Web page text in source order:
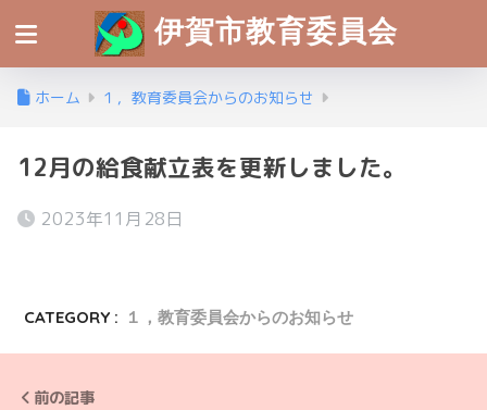
伊賀市教育委員会
ホーム １，教育委員会からのお知らせ
12月の給食献立表を更新しました。
2023年11月28日
CATEGORY : １，教育委員会からのお知らせ
前の記事